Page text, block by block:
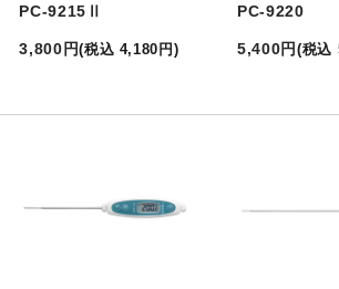
PC-9215Ⅱ
3,800 円(税込 4,180 円 )
PC-9220
5,400円 (税込